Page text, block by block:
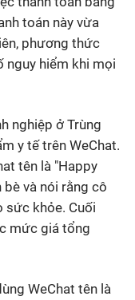
toán này vừa
phương thức
nguy hiểm khi mọi
nghiệp ở Trùng
y tế trên WeChat.
tên là "Happy
bè và nói rằng cô
sức khỏe. Cuối
mức giá tổng
WeChat tên là